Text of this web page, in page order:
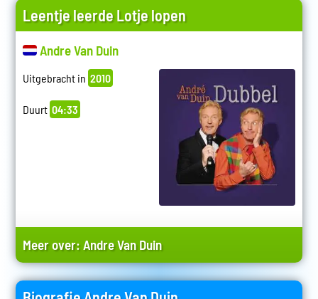
Leentje leerde Lotje lopen
Andre Van Duin
Uitgebracht in 2010
Duurt 04:33
Meer over:Andre Van Duin